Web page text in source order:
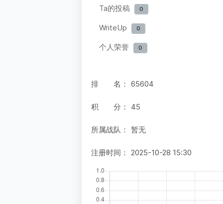
Ta的投稿
0
WriteUp 0
个人荣誉 0
排 名： 65604
积 分： 45
所属战队： 暂无
注册时间： 2025-10-28 15:30